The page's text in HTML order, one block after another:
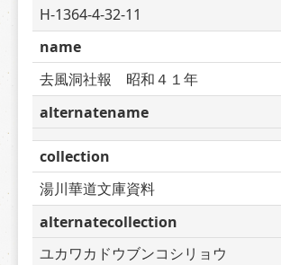
H-1364-4-32-11
name
去風洞社報　昭和４１年
alternatename
collection
湯川華道文庫資料
alternatecollection
ユカワカドウブンコシリョウ